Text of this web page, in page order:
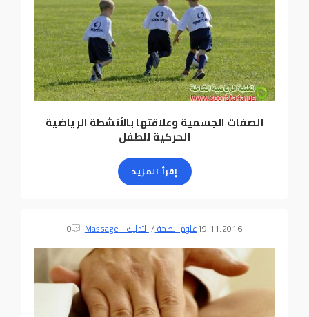
الصفات الجسمية وعلاقتها بالأنشطة الرياضية
الحركية للطفل
إقرأ المزيد
19.11.2016علوم الصحة/التدليك - Massage 0